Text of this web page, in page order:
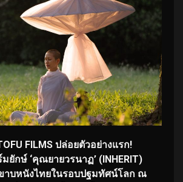
FILMS ปล่อยตัวอย่างแรก!
ยักษ์ ‘คุณยายวรนาฏ’ (INHERIT)
าบหนังไทยในรอบปฐมทัศน์โลก ณ